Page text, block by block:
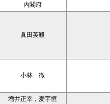
内閣府
眞田英毅
小林 徹
増井正幸，麦宇恒